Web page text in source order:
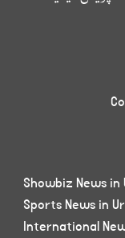
Showbiz News in
Sports News in
International